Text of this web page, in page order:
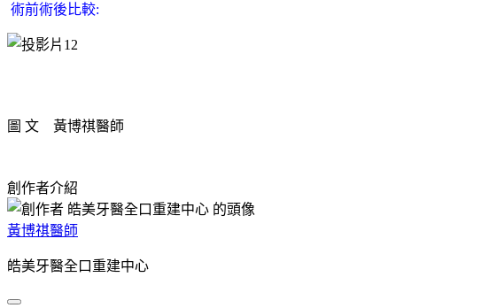
術前術後比較:
圖 文 黃博祺醫師
創作者介紹
黃博祺醫師
皓美牙醫全口重建中心